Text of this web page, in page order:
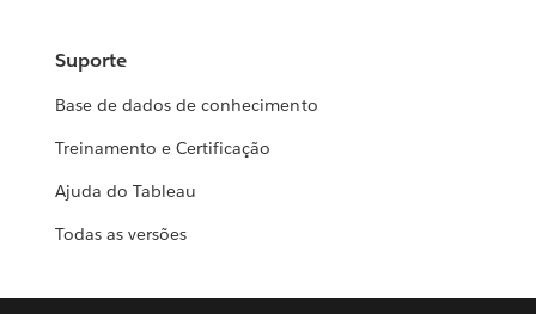
Suporte
Base de dados de conhecimento
Treinamento e Certificação
Ajuda do Tableau
Todas as versões